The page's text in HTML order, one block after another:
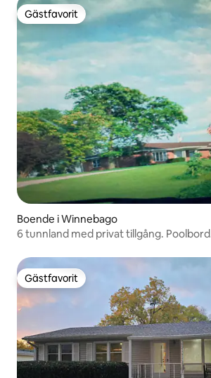
Gästfavorit
Gästfavorit
Boende i Winnebago
6 tunnland med privat tillgång.
Gästfavorit
Gästfavorit